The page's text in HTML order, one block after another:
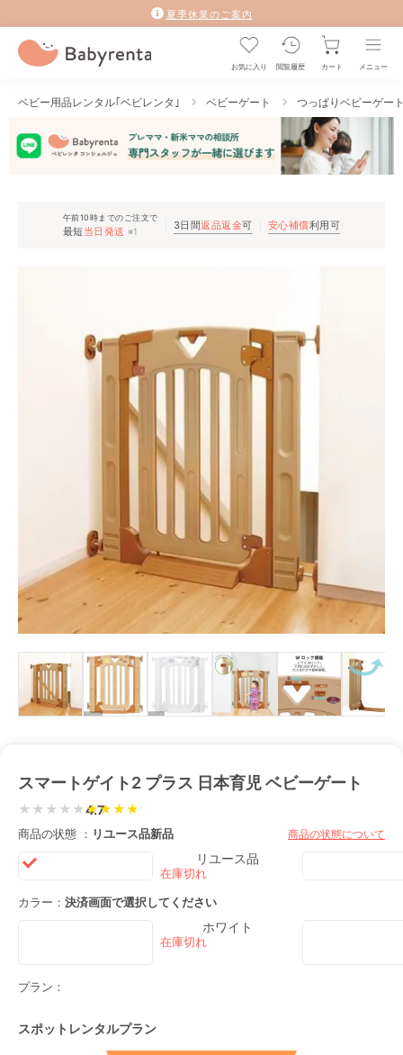
夏季休業のご案内
お気に入り 閲覧履歴 カート メニュー
ベビー用品レンタル｢ベビレンタ｣ ベビーゲート つっぱりベビーゲー
午前10時までのご注文で
最短 当日発送 ※1 3日間返品返金可 安心補償利用可
スマートゲイト2 プラス 日本育児 ベビーゲート
★★★★★4.7
商品の状態 ： リユース品新品 商品の状態について
リユース品
カラー： 決済画面で選択してください
ホワイト
プラン：
スポットレンタルプラン